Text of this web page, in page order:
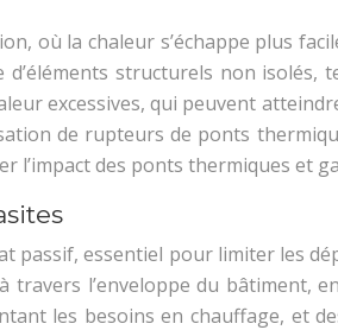
où la chaleur s’échappe plus
structurels non isolés,
excessives, qui peuvent
de rupteurs de ponts
l’impact des ponts thermiques et
passif, essentiel pour limiter les
travers l’enveloppe du
les besoins en chauffage, et